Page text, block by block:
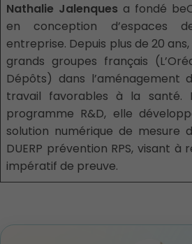
Nathalie Jalenques a fondé
en conception d’espaces
entreprise. Depuis plus de 20
grands groupes français
Dépôts) dans l’aménagement
travail favorables à la santé.
programme R&D, elle
solution numérique de mesure
DUERP prévention RPS, visant
impératif de preuve.